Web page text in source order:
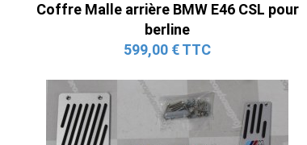
Coffre Malle arrière BMW E46 CSL pour
berline
599,00 € TTC